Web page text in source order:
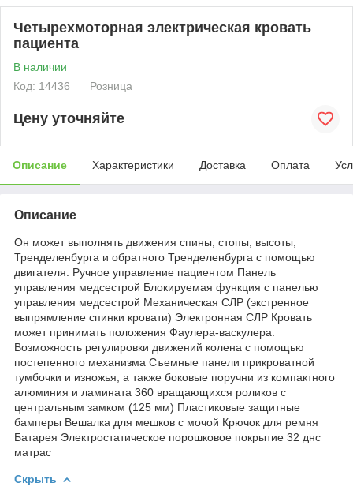
Четырехмоторная электрическая кровать
пациента
В наличии
Код: 14436
Розница
Цену уточняйте
Описание Характеристики Доставка Оплата
Описание
Он может выполнять движения спины, стопы, высоты,
Тренделенбурга и обратного Тренделенбурга с помощью
двигателя. Ручное управление пациентом Панель
управления медсестрой Блокируемая функция с панелью
управления медсестрой Механическая СЛР (экстренное
выпрямление спинки кровати) Электронная СЛР Кровать
может принимать положения Фаулера-васкулера.
Возможность регулировки движений колена с помощью
постепенного механизма Съемные панели прикроватной
тумбочки и изножья, а также боковые поручни из компактного
алюминия и ламината 360 вращающихся роликов с
центральным замком (125 мм) Пластиковые защитные
бамперы Вешалка для мешков с мочой Крючок для ремня
Батарея Электростатическое порошковое покрытие 32 днс
матрас
Скрыть